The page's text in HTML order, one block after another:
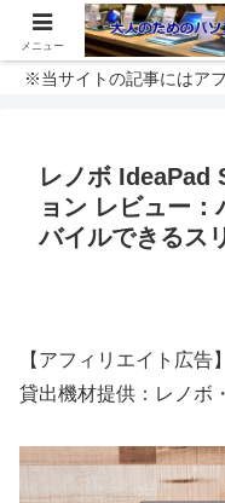
※当サイトの記事にはア
レノボ IdeaPad
ョン レビュー
バイルできるス
【アフィリエイト広告】
貸出機材提供：レノボ
メニュー